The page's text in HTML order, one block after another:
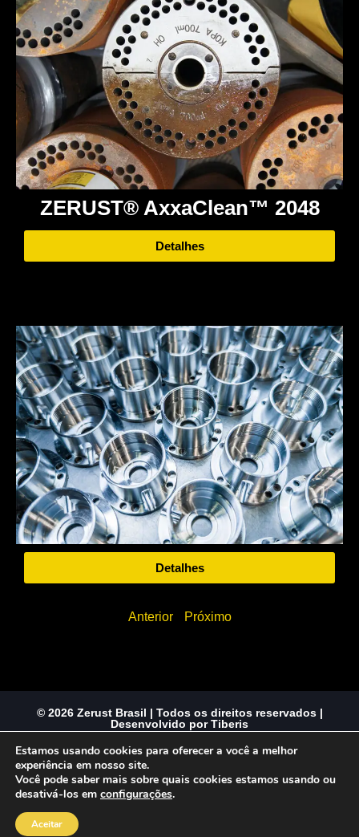
ZERUST® AxxaClean™ 2048
Detalhes
Detalhes
Anterior Próximo
© 2026 Zerust Brasil | Todos os direitos reservados |
Desenvolvido por Tiberis
Estamos usando cookies para oferecer a você a melhor
experiência em nosso site.
Você pode saber mais sobre quais cookies estamos usando ou
desativá-los em configurações.
Aceitar